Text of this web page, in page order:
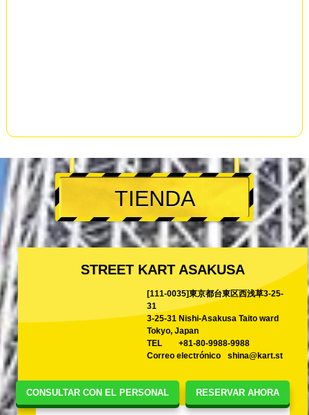
CONSULTAR CON EL PERSONAL RESERVAR AHORA
TIENDA
STREET KART ASAKUSA
[111-0035]東京都台東区西浅草3-25-
31
3-25-31 Nishi-Asakusa Taito ward
Tokyo, Japan
TEL
+81-80-9988-9988
Correo electrónico
shina@kart.st